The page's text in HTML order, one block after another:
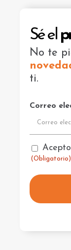
Sé el
No te
ti.
Correo
(Obligatorio)
(Obligatorio)